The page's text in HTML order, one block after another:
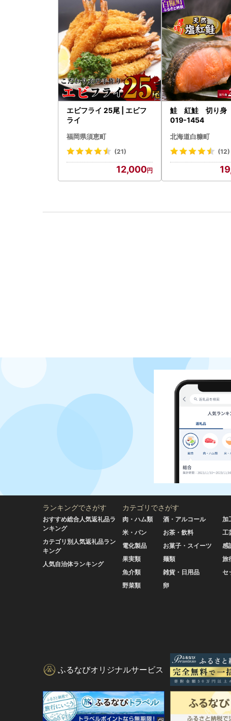
エビフライ 25尾 | エビフ
ライ
福岡県須恵町
(21)
12,000
鮭 紅鮭 切り身
019-1454
北海道白糠町
(12)
ランキングでさがす
おすすめ総合人気返礼品ラ
ンキング
カテゴリ別人気返礼品ラン
キング
人気自治体ランキング
カテゴリでさがす
肉・ハム類
米・パン
電化製品
果実類
魚介類
野菜類
酒・アルコール
お茶・飲料
お菓子・スイーツ
麺類
雑貨・日用品
卵
加
工
感
旅
セ
ふるなびオリジナルサービス